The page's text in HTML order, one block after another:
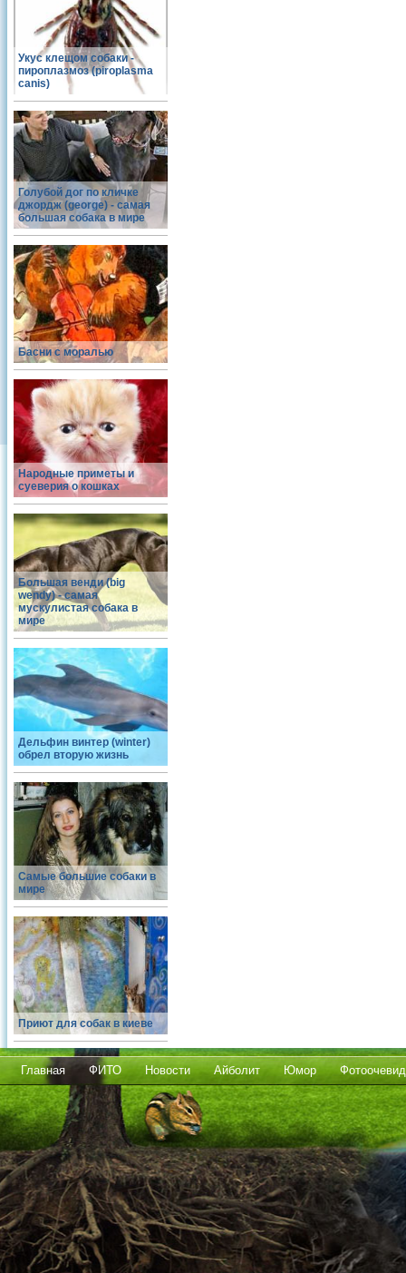
Укус клещом собаки -
пироплазмоз (piroplasma
canis)
Голубой дог по кличке
джордж (george) - самая
большая собака в мире
Басни с моралью
Народные приметы и
суеверия о кошках
Большая венди (big
wendy) - самая
мускулистая собака в
мире
Дельфин винтер (winter)
обрел вторую жизнь
Самые большие собаки в
мире
Приют для собак в киеве
Главная ФИТО Новости Айболит Юмор